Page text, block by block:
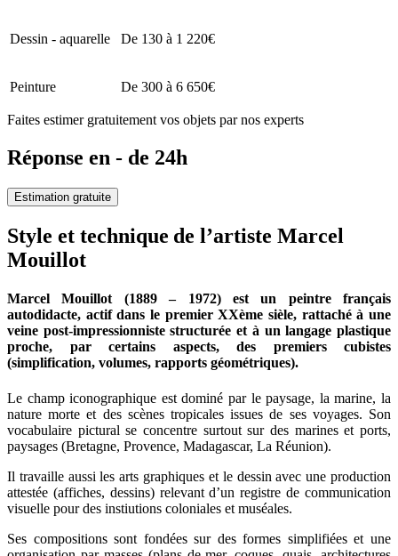
Dessin - aquarelle De 130 à 1 220€
Peinture De 300 à 6 650€
Faites estimer gratuitement vos objets par nos experts
Réponse en - de 24h
Estimation gratuite
Style et technique de l’artiste Marcel
Mouillot
Marcel Mouillot (1889 – 1972) est un peintre français
autodidacte, actif dans le premier XXème sièle, rattaché à une
veine post-impressionniste structurée et à un langage plastique
proche, par certains aspects, des premiers cubistes
(simplification, volumes, rapports géométriques).
Le champ iconographique est dominé par le paysage, la marine, la
nature morte et des scènes tropicales issues de ses voyages. Son
vocabulaire pictural se concentre surtout sur des marines et ports,
paysages (Bretagne, Provence, Madagascar, La Réunion).
Il travaille aussi les arts graphiques et le dessin avec une production
attestée (affiches, dessins) relevant d’un registre de communication
visuelle pour des instiutions coloniales et muséales.
Ses compositions sont fondées sur des formes simplifiées et une